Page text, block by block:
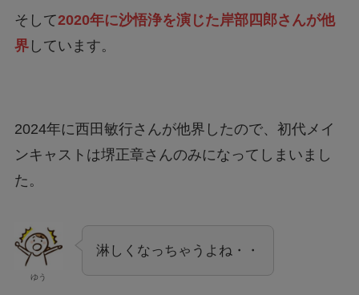
そして2020年に沙悟浄を演じた岸部四郎さんが他
界しています。
2024年に西田敏行さんが他界したので、初代メイ
ンキャストは堺正章さんのみになってしまいまし
た。
ゆう
淋しくなっちゃうよね・・